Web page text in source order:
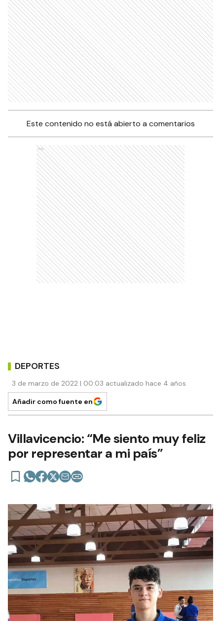
Este contenido no está abierto a comentarios
Ads
DEPORTES
3 de marzo de 2022 | 00:03 actualizado hace 4 años
Añadir como fuente en
Villavicencio: “Me siento muy feliz
por representar a mi país”